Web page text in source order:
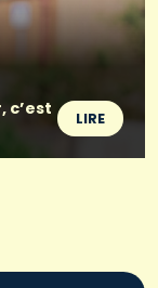
c’est
LIRE